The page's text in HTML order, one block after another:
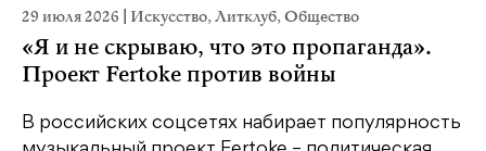
29 июля 2026 Искусство,Литклуб,Общество
«Я и не скрываю, что это пропаганда».
Проект Fertoke против войны
В российских соцсетях набирает популярность